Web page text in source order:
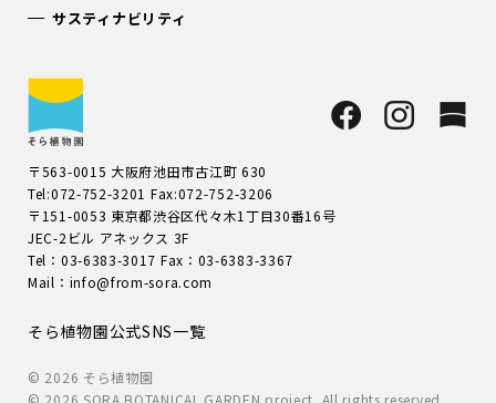
サスティナビリティ
〒563-0015 大阪府池田市古江町 630
Tel:072-752-3201 Fax:072-752-3206
〒151-0053 東京都渋谷区代々木1丁目30番16号
JEC-2ビル アネックス 3F
Tel：03-6383-3017 Fax：03-6383-3367
Mail：info@from-sora.com
そら植物園公式SNS一覧
© 2026 そら植物園
© 2026 SORA BOTANICAL GARDEN project. All rights reserved.